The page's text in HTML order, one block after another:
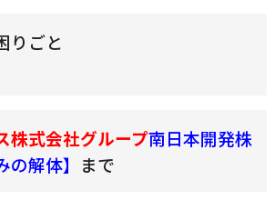
りごと
株式会社グループ南日本開発株
解体】 まで